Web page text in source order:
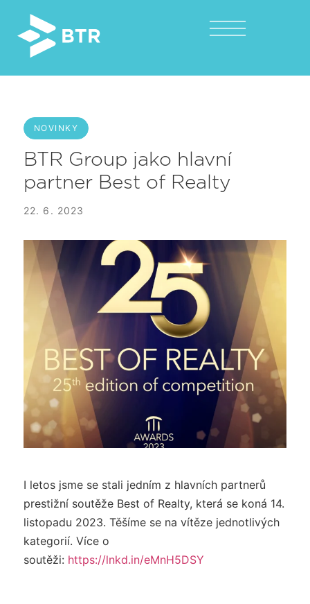
NOVINKY
BTR Group jako hlavní
partner Best of Realty
22. 6. 2023
I letos jsme se stali jedním z hlavních partnerů
prestižní soutěže Best of Realty, která se koná 14.
listopadu 2023. Těšíme se na vítěze jednotlivých
kategorií. Více o
soutěži: https://lnkd.in/eMnH5DSY